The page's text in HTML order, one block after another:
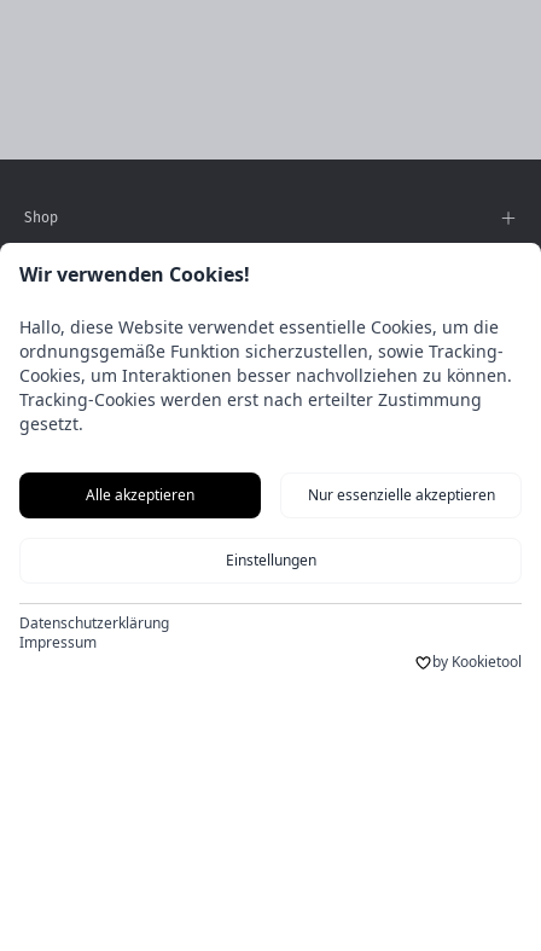
Shop
Wolle direkt aus den Anden
klimatischen Bedingungen das ganze Jahr über
extrem sind, lebt das Alpaka.
Wir verarbeiten die Wolle entweder direkt vor Ort oder
mit ausgewählten Produzenten in Europa.
Sie
Vertrag widerrufen
Wir verwenden Cookies!
Hallo, diese Website verwendet essentielle Cookies, um die
ordnungsgemäße Funktion sicherzustellen, sowie Tracking-
Cookies, um Interaktionen besser nachvollziehen zu können.
Tracking-Cookies werden erst nach erteilter Zustimmung
gesetzt.
Alle akzeptieren Nur essenzielle akzeptieren
Einstellungen
Datenschutzerklärung
Impressum
by Kookietool